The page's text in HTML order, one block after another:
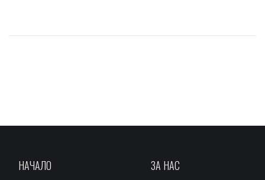
НАЧАЛО
ЗА НАС